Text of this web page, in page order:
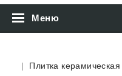
Меню
Плитка